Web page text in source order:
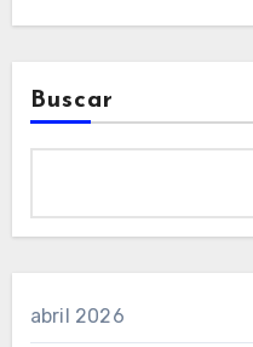
Buscar
abril 2026